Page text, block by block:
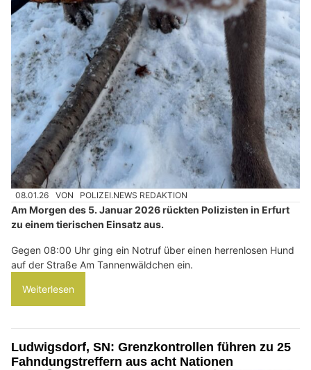
08.01.26 VON POLIZEI.NEWS REDAKTION
Am Morgen des 5. Januar 2026 rückten Polizisten in Erfurt
zu einem tierischen Einsatz aus.
Gegen 08:00 Uhr ging ein Notruf über einen herrenlosen Hund
auf der Straße Am Tannenwäldchen ein.
Weiterlesen
Ludwigsdorf, SN: Grenzkontrollen führen zu 25
Fahndungstreffern aus acht Nationen